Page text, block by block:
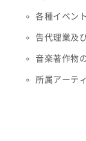
各種イベン
告代理業及
音楽著作物
所属アーテ